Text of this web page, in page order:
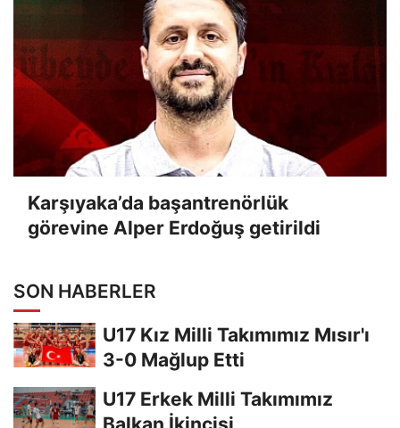
Karşıyaka’da başantrenörlük
görevine Alper Erdoğuş getirildi
SON HABERLER
U17 Kız Milli Takımımız Mısır'ı
3-0 Mağlup Etti
U17 Erkek Milli Takımımız